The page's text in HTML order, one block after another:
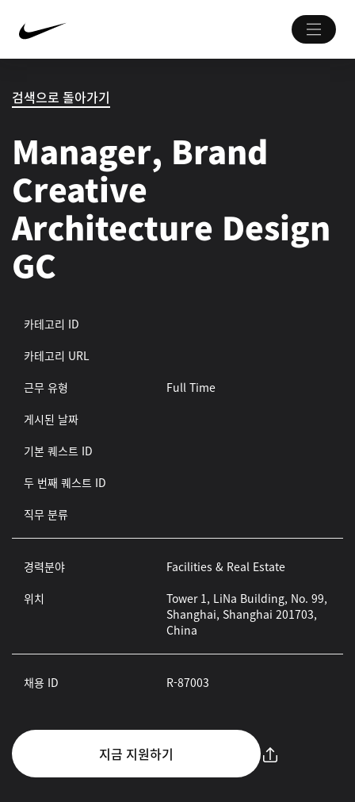
검색으로 돌아가기
Manager, Brand
Creative
Architecture Design
GC
카테고리 ID
카테고리 URL
근무 유형
Full Time
게시된 날짜
기본 퀘스트 ID
두 번째 퀘스트 ID
직무 분류
경력분야
Facilities & Real Estate
위치
Tower 1, LiNa Building, No. 99,
Shanghai, Shanghai 201703,
China
채용 ID R-87003
지금 지원하기